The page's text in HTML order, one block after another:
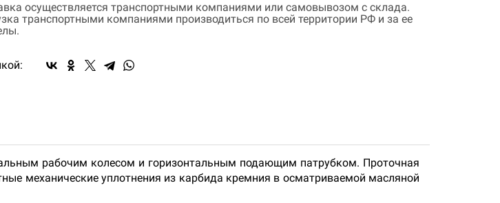
осуществляется транспортными компаниями или самовывозом с склада.
транспортными компаниями производиться по всей территории РФ и за ее
рабочим колесом и горизонтальным подающим патрубком. Проточная
механические уплотнения из карбида кремния в осматриваемой масляной